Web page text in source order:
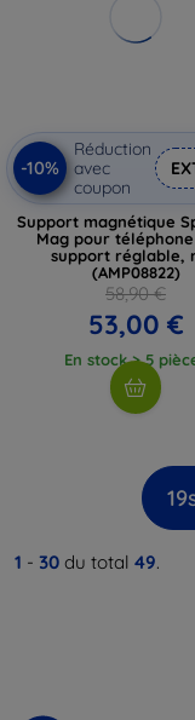
-10%
Réduction
avec
coupon
Support magnétique
Mag pour
support réglable,
(AMP08822)
58,90 €
53,00 €
En stock > 5
19
1 - 30 du total 49.